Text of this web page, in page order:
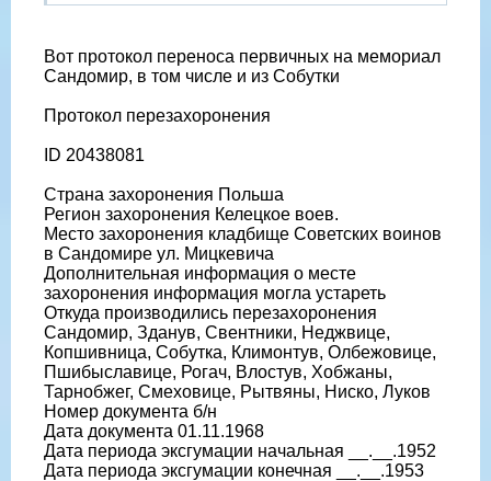
Вот протокол переноса первичных на мемориал
Сандомир, в том числе и из Собутки
Протокол перезахоронения
ID 20438081
Страна захоронения Польша
Регион захоронения Келецкое воев.
Место захоронения кладбище Советских воинов
в Сандомире ул. Мицкевича
Дополнительная информация о месте
захоронения информация могла устареть
Откуда производились перезахоронения
Сандомир, Зданув, Свентники, Неджвице,
Копшивница, Собутка, Климонтув, Олбежовице,
Пшибыславице, Рогач, Влостув, Хобжаны,
Тарнобжег, Смеховице, Рытвяны, Ниско, Луков
Номер документа б/н
Дата документа 01.11.1968
Дата периода эксгумации начальная __.__.1952
Дата периода эксгумации конечная __.__.1953